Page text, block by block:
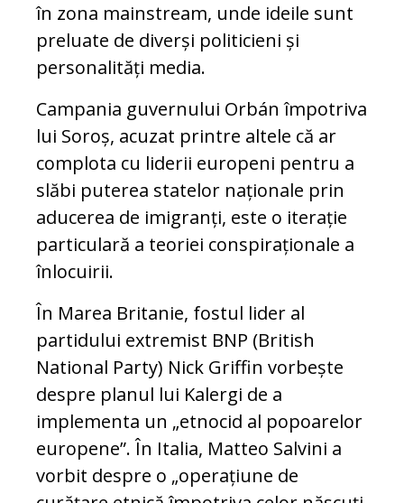
în zona mainstream, unde ideile sunt
preluate de diverși politicieni și
personalități media.
Campania guvernului Orbán împotriva
lui Soroș, acuzat printre altele că ar
complota cu liderii europeni pentru a
slăbi puterea statelor naționale prin
aducerea de imigranți, este o iterație
particulară a teoriei conspiraționale a
înlocuirii.
În Marea Britanie, fostul lider al
partidului extremist BNP (British
National Party) Nick Griffin vorbește
despre planul lui Kalergi de a
implementa un „etnocid al popoarelor
europene”. În Italia, Matteo Salvini a
vorbit despre o „operațiune de